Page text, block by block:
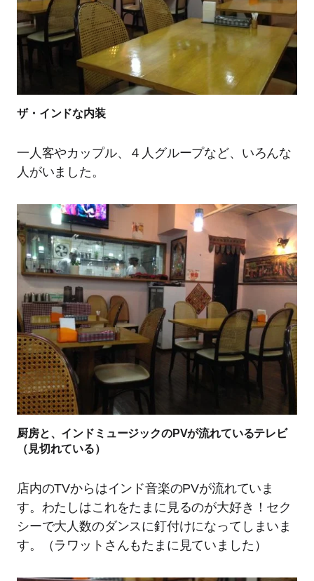
ザ・インドな内装
一人客やカップル、４人グループなど、いろんな
人がいました。
厨房と、インドミュージックのPVが流れているテレビ
（見切れている）
店内のTVからはインド音楽のPVが流れていま
す。わたしはこれをたまに見るのが大好き！セク
シーで大人数のダンスに釘付けになってしまいま
す。（ラワットさんもたまに見ていました）